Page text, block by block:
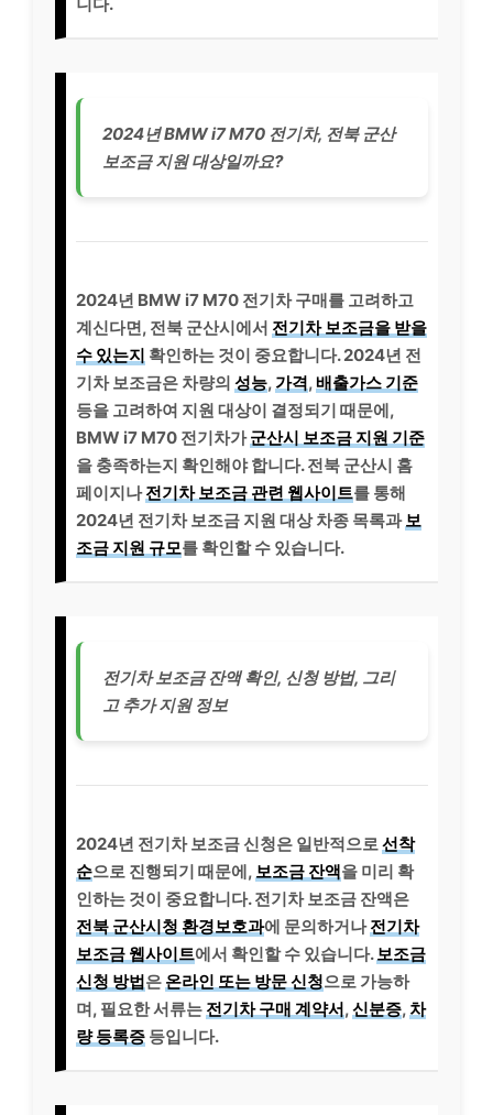
2024년 BMW i7 M70 전기차, 전북 군산
보조금 지원 대상일까요?
2024년 BMW i7 M70 전기차 구매를 고려하고
계신다면, 전북 군산시에서 전기차 보조금을 받을
수 있는지 확인하는 것이 중요합니다. 2024년 전
기차 보조금은 차량의 성능, 가격,배출가스 기준
등을 고려하여 지원 대상이 결정되기 때문에,
BMW i7 M70 전기차가군산시 보조금 지원 기준
을 충족하는지 확인해야 합니다. 전북 군산시 홈
페이지나전기차 보조금 관련 웹사이트를 통해
2024년 전기차 보조금 지원 대상 차종 목록과보
조금 지원 규모를 확인할 수 있습니다.
전기차 보조금 잔액 확인, 신청 방법, 그리
고 추가 지원 정보
2024년 전기차 보조금 신청은 일반적으로선착
순으로 진행되기 때문에, 보조금 잔액을 미리 확
인하는 것이 중요합니다. 전기차 보조금 잔액은
전북 군산시청 환경보호과에 문의하거나전기차
보조금 웹사이트에서 확인할 수 있습니다.보조금
신청 방법은 온라인 또는 방문 신청으로 가능하
며, 필요한 서류는 전기차 구매 계약서,신분증, 차
량 등록증 등입니다.